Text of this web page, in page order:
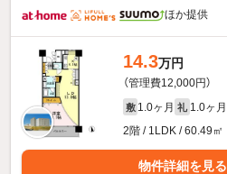
ほか提供
14.3万円
（管理費12,000円）
敷 1.0ヶ月 礼 1.0ヶ月
2階 / 1LDK / 60.49㎡
物件詳細を見る